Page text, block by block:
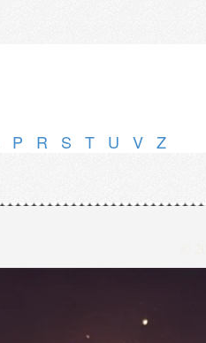
P R S T U V Z